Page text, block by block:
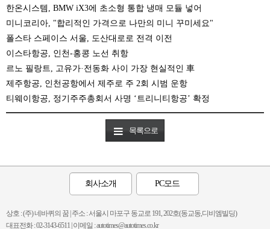
한온시스템, BMW iX3에 초소형 통합 냉매 모듈 넣어
미니코리아, "합리적인 가격으로 나만의 미니 꾸미세요"
폴스타 스페이스 서울, 도산대로로 전격 이전
이스타항공, 인천-홍콩 노선 취항
르노 필랑트, 고유가·전동화 사이 가장 현실적인 車
제주항공, 인천공항에서 제주로 주 2회 시범 운항
티웨이항공, 정기주주총회서 사명 ‘트리니티항공’ 확정
목록으로
회사소개 PC모드
상호 : (주) 네바퀴의 꿈 | 주소 : 서울시 마포구 동교로 191, 202호(동교동,디비엠빌딩)
대표전화 : 02-3143-6511 | 이메일 : autotimes@autotimes.co.kr